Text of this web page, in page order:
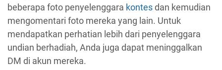
beberapa foto penyelenggara kontesdan kemudian
mengomentari foto mereka yang lain. Untuk
mendapatkan perhatian lebih dari penyelenggara
undian berhadiah, Anda juga dapat meninggalkan
DM di akun mereka.